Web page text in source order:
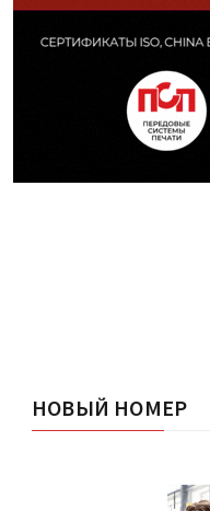
НОВЫЙ НОМЕР